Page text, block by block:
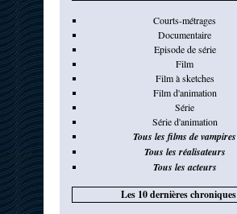
Courts-métrages
Documentaire
Episode de série
Film
Film à sketches
Film d'animation
Série
Série d'animation
Tous les films de vampires
Tous les réalisateurs
Tous les acteurs
Les 10 dernières chroniques